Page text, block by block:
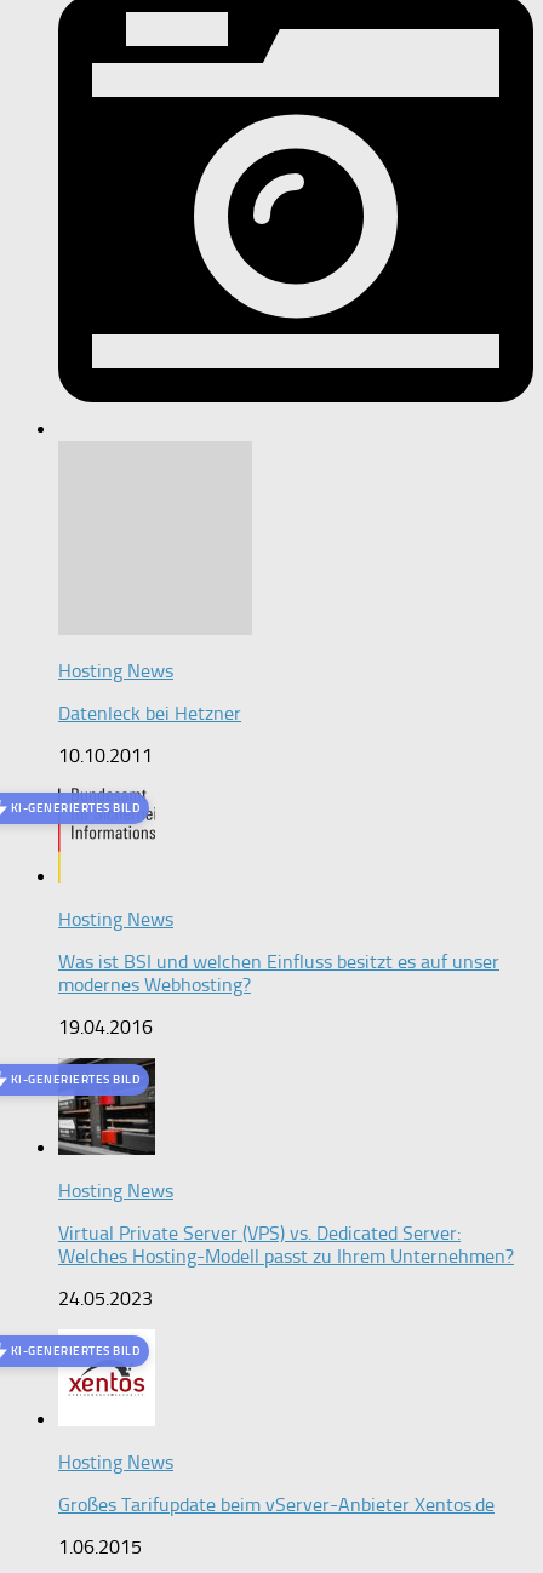
Hosting News
Datenleck bei Hetzner
10.10.2011
KI-GENERIERTES BILD
Hosting News
Was ist BSI und welchen Einfluss besitzt es auf unser
modernes Webhosting?
19.04.2016
KI-GENERIERTES BILD
Hosting News
Virtual Private Server (VPS) vs. Dedicated Server:
Welches Hosting-Modell passt zu Ihrem Unternehmen?
24.05.2023
KI-GENERIERTES BILD
Hosting News
Großes Tarifupdate beim vServer-Anbieter Xentos.de
1.06.2015